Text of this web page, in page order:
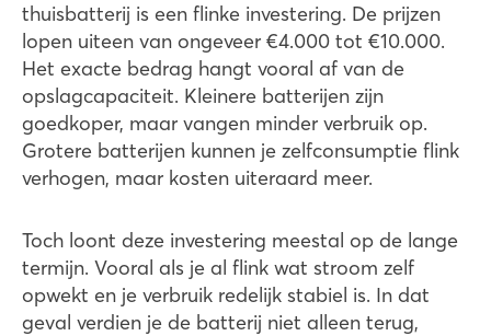
thuisbatterij is een flinke investering. De prijzen
lopen uiteen van ongeveer €4.000 tot €10.000.
Het exacte bedrag hangt vooral af van de
opslagcapaciteit. Kleinere batterijen zijn
goedkoper, maar vangen minder verbruik op.
Grotere batterijen kunnen je zelfconsumptie flink
verhogen, maar kosten uiteraard meer.
Toch loont deze investering meestal op de lange
termijn. Vooral als je al flink wat stroom zelf
opwekt en je verbruik redelijk stabiel is. In dat
geval verdien je de batterij niet alleen terug,